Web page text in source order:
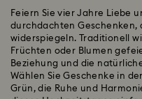
Feiern Sie vier Jahre Liebe
durchdachten Geschenken,
widerspiegeln. Traditionell
Früchten oder Blumen
Beziehung und die
Wählen Sie Geschenke in
Grün, die Ruhe und